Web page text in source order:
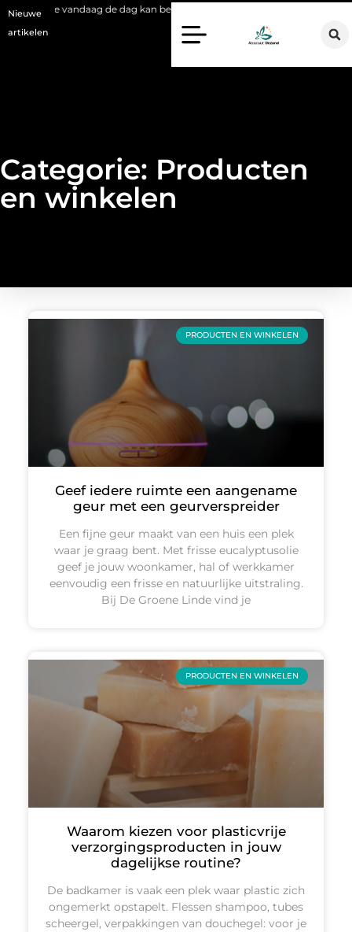
Nieuwe
artikelen
betekenen Voordelen van een Stanno voetbal trainingspak
Categorie: Producten
en winkelen
PRODUCTEN EN WINKELEN
Geef iedere ruimte een aangename
geur met een geurverspreider
Een fijne geur maakt van een huis een plek
waar je graag bent. Met frisse eucalyptusolie
geef je jouw woonkamer, hal of werkkamer
eenvoudig een frisse en natuurlijke uitstraling.
Bij De Groene Linde vind je
PRODUCTEN EN WINKELEN
Waarom kiezen voor plasticvrije
verzorgingsproducten in jouw
dagelijkse routine?
De badkamer is vaak een plek waar plastic zich
ongemerkt opstapelt. Flessen shampoo, tubes
scheergel, verpakkingen van douchegel: voor je